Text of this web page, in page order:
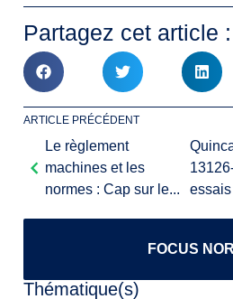
Partagez cet article :
ARTICLE PRÉCÉDENT
Le règlement
machines et les
normes : Cap sur le...
essais
FOCUS
Thématique(s)